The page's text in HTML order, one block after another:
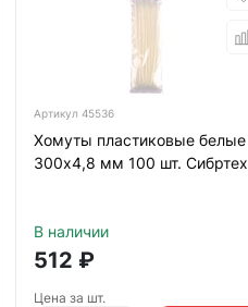
Артикул 45536
Хомуты пластиковые белые
300х4,8 мм 100 шт. Сибртех
В наличии
512 ₽
Цена за шт.